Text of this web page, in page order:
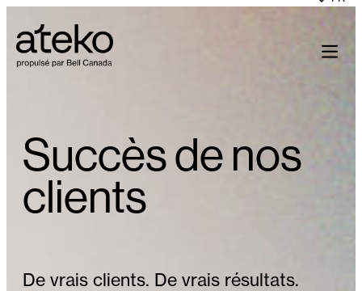
to
content
Succès de nos
clients
De vrais clients. De vrais résultats.